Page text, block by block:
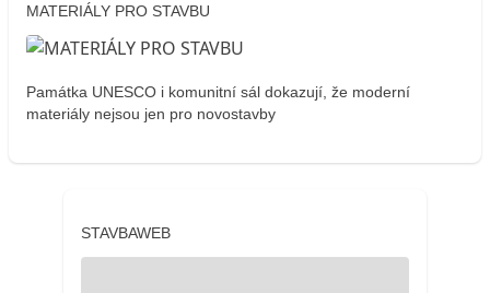
MATERIÁLY PRO STAVBU
Památka UNESCO i komunitní sál dokazují, že moderní
materiály nejsou jen pro novostavby
STAVBAWEB